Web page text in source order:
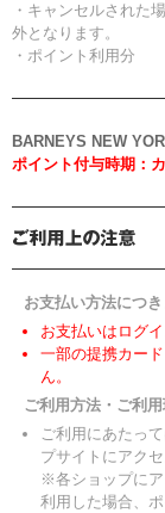
・キャンセルされた
外となります。
・ポイント利用分
BARNEYS NEW
ポイント付与時期：
お支払い方法につ
お支払いはログ
一部の提携カー
ん。
ご利用方法・ご利
ご利用にあたっ
プサイトにアク
※各ショップに
利用した場合、